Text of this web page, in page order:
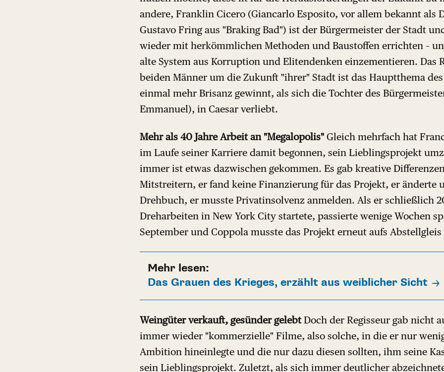
andere, Franklin Cicero (Giancarlo Esposito, vor allem bekannt als
Gustavo Fring aus "Braking Bad") ist der Bürgermeister der Stadt
wieder mit herkömmlichen Methoden und Baustoffen errichten –
alte System aus Korruption und Elitendenken einzementieren. Das
beiden Männer um die Zukunft "ihrer" Stadt ist das Hauptthema
einmal mehr Brisanz gewinnt, als sich die Tochter des
Emmanuel), in Caesar verliebt.
Mehr als 40 Jahre Arbeit an "Megalopolis" Gleich mehrfach hat
im Laufe seiner Karriere damit begonnen, sein Lieblingsprojekt
immer ist etwas dazwischen gekommen. Es gab kreative
Mitstreitern, er fand keine Finanzierung für das Projekt, er änderte
Drehbuch, er musste Privatinsolvenz anmelden. Als er schließlich
Dreharbeiten in New York City startete, passierte wenige Wochen
September und Coppola musste das Projekt erneut aufs
Mehr lesen:
Das Grauen des Krieges, erzählt aus weiblicher Sicht
Weingüter verkauft, gesünder gelebtDoch der Regisseur gab nicht
immer wieder "kommerzielle" Filme, also solche, in die er nur
Ambition hineinlegte und die nur dazu diesen sollten, ihm seine
sein Lieblingsprojekt. Zuletzt, als sich immer deutlicher